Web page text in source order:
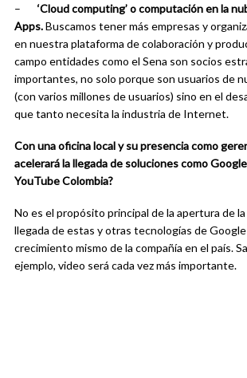
– ‘Cloud computing’ o computación en la
Apps.Buscamos tener más empresas y
en nuestra plataforma de colaboración y
campo entidades como el Sena son socios
importantes, no solo porque son usuarios de
(con varios millones de usuarios) sino en el
que tanto necesita la industria de Internet.
Con una oficina local y su presencia como
acelerará la llegada de soluciones como
YouTube Colombia?
No es el propósito principal de la apertura de
llegada de estas y otras tecnologías de
crecimiento mismo de la compañía en el país.
ejemplo, video será cada vez más importante.